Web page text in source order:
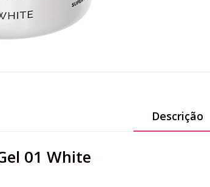
Descrição
01 White